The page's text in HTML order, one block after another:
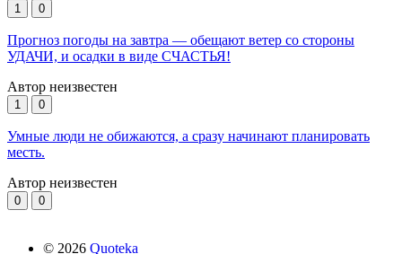
1 0
Прогноз погоды на завтра — обещают ветер со стороны
УДАЧИ, и осадки в виде СЧАСТЬЯ!
Автор неизвестен
1 0
Умные люди не обижаются, а сразу начинают планировать
месть.
Автор неизвестен
0 0
© 2026 Quoteka